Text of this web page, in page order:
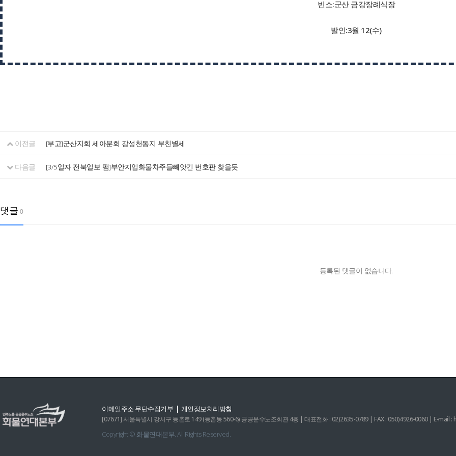
빈소:군산 금강장례식장
발인:3월 12(수)
이전글 [부고]군산지회 세아분회 강성천동지 부친별세
다음글 [3/5일자 전북일보 펌]부안지입화물차주들빼앗긴 번호판 찾을듯
댓글 0
등록된 댓글이 없습니다.
이메일주소 무단수집거부 | 개인정보처리방침
[07671] 서울특별시 강서구 등촌로 149 (등촌동 560-6) 공공운수노조회관 4층 | 대표전화 : 02)2635-0789 | FAX : 050)4926-0060 | E-mail
Copyright © 화물연대본부. All Rights Reserved.